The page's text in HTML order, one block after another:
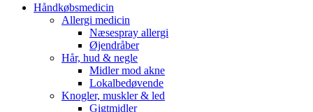
Håndkøbsmedicin
Allergi medicin
Næsespray allergi
Øjendråber
Hår, hud & negle
Midler mod akne
Lokalbedøvende
Knogler, muskler & led
Gigtmidler